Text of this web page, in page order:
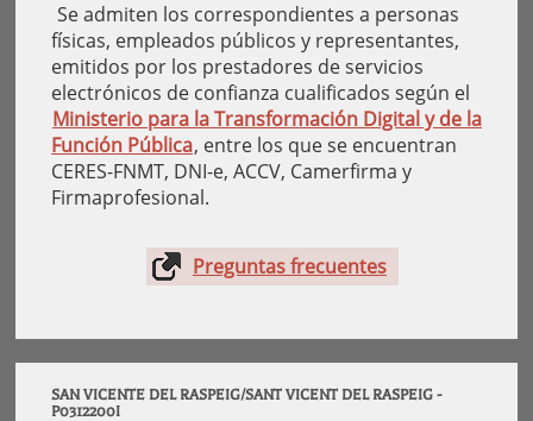
Se admiten los correspondientes a personas
físicas, empleados públicos y representantes,
emitidos por los prestadores de servicios
electrónicos de confianza cualificados según el
Ministerio para la Transformación Digital y de la
Función Pública, entre los que se encuentran
CERES-FNMT, DNI-e, ACCV, Camerfirma y
Firmaprofesional.
Preguntas frecuentes
SAN VICENTE DEL RASPEIG/SANT VICENT DEL RASPEIG -
P0312200I